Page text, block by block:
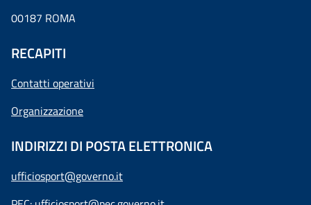
00187 ROMA
RECAPITI
Contatti operativi
Organizzazione
INDIRIZZI DI POSTA ELETTRONICA
ufficiosport@governo.it